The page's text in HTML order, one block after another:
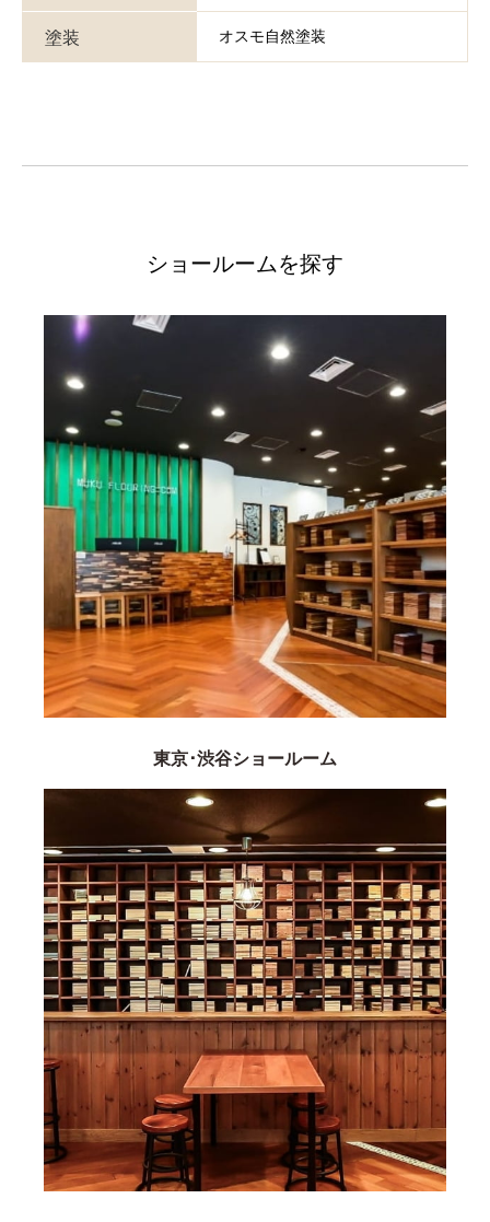
塗装 オスモ自然塗装
ショールームを探す
東京･渋谷ショールーム